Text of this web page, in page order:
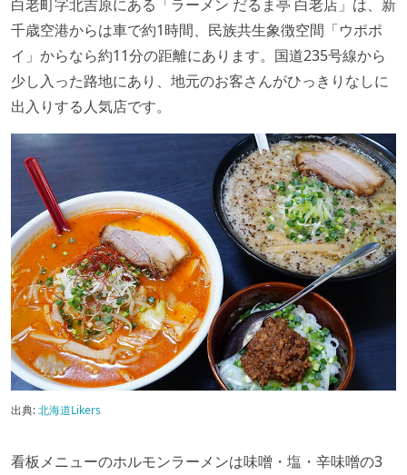
白老町字北吉原にある「ラーメン だるま亭 白老店」は、新
千歳空港からは車で約1時間、民族共生象徴空間「ウポポ
イ」からなら約11分の距離にあります。国道235号線から
少し入った路地にあり、地元のお客さんがひっきりなしに
出入りする人気店です。
出典:北海道Likers
看板メニューのホルモンラーメンは味噌・塩・辛味噌の3